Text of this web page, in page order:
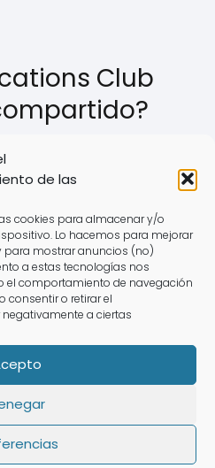
de las
cookies para almacenar y/o
Lo hacemos para mejorar
para mostrar anuncios (no)
a estas tecnologías nos
el comportamiento de navegación
consentir o retirar el
a ciertas
Club
es un ejemplo de un
que opera bajo un
Proporciona
de reservar
resorts y destinos
como en otros
que los
conscientes de los
y de sus derechos
cancelar su
informarse sobre: